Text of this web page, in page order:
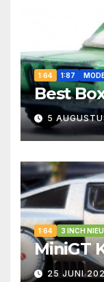
1:64 1:87
Best
5
1:64 3 INCH
MiniGT
25 JUNI